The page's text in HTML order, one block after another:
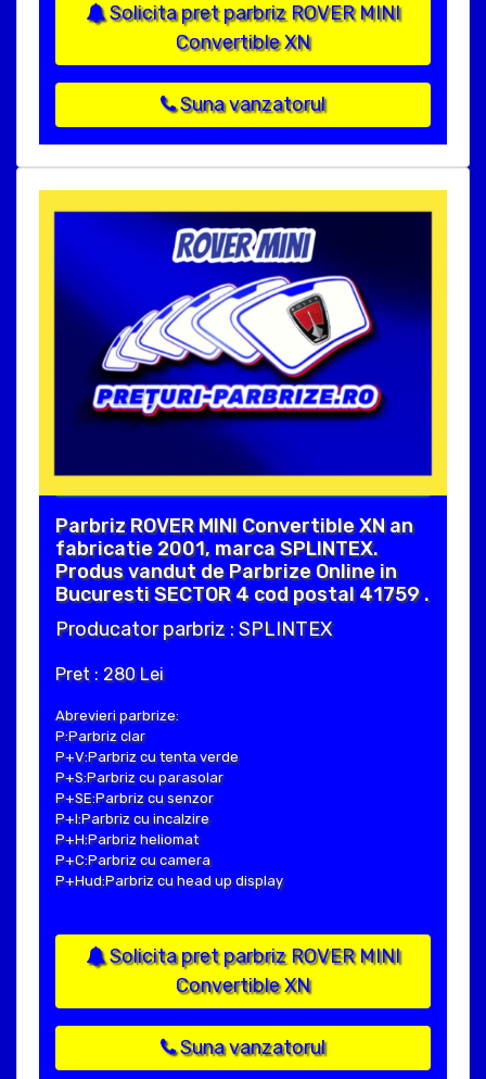
Solicita pret parbriz ROVER MINI
Convertible XN
Suna vanzatorul
Parbriz ROVER MINI Convertible XN an
fabricatie 2001, marca SPLINTEX.
Produs vandut de Parbrize Online in
Bucuresti SECTOR 4 cod postal 41759 .
Producator parbriz : SPLINTEX
Pret : 280 Lei
Abrevieri parbrize:
P:Parbriz clar
P+V:Parbriz cu tenta verde
P+S:Parbriz cu parasolar
P+SE:Parbriz cu senzor
P+I:Parbriz cu incalzire
P+H:Parbriz heliomat
P+C:Parbriz cu camera
P+Hud:Parbriz cu head up display
Solicita pret parbriz ROVER MINI
Convertible XN
Suna vanzatorul